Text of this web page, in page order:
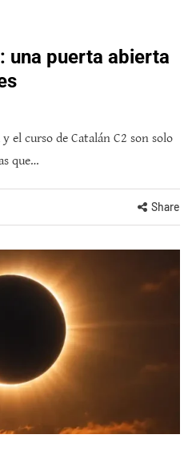
una puerta abierta
el curso de Catalán C2 son solo
que…
Share